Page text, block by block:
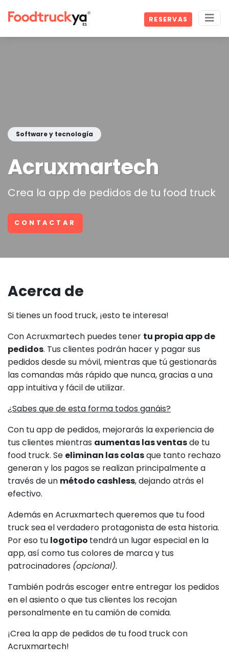
RESERVAS
Software y tecnología
Acruxmartech
Crea la app de pedidos de tu food truck
CONTACTAR
Acerca de
Si tienes un food truck, ¡esto te interesa!
Con Acruxmartech puedes tener tu propia app de
pedidos. Tus clientes podrán hacer y pagar sus
pedidos desde su móvil, mientras que tú gestionarás
las comandas más rápido que nunca, gracias a una
app intuitiva y fácil de utilizar.
¿Sabes que de esta forma todos ganáis?
Con tu app de pedidos, mejorarás la experiencia de
tus clientes mientras aumentas las ventasde tu
food truck. Se eliminan las colasque tanto rechazo
generan y los pagos se realizan principalmente a
través de un método cashless, dejando atrás el
efectivo.
Además en Acruxmartech queremos que tu food
truck sea el verdadero protagonista de esta historia.
Por eso tu logotipo tendrá un lugar especial en la
app, así como tus colores de marca y tus
patrocinadores (opcional).
También podrás escoger entre entregar los pedidos
en el asiento o que tus clientes los recojan
personalmente en tu camión de comida.
¡Crea la app de pedidos de tu food truck con
Acruxmartech!